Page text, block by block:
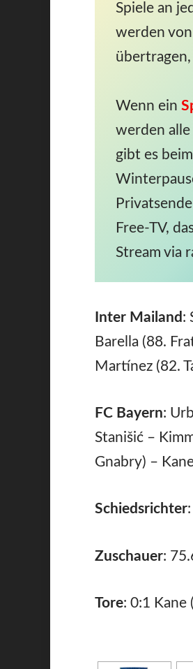
Spiele an
werden
übertragen,
Wenn ein
werden
gibt es
Free-TV,
Stream via
Inter Mailand:
Barella (88.
Martínez (82.
FC Bayern:
Stanišić –
Gnabry) –
Schiedsrichter
Zuschauer:
Tore: 0:1 Kane